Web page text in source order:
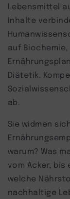
Lebensmittel
Inhalte
auf
Diätetik.
ab.
Sie widmen
warum? Was
vom Acker, bis
welche
nachhaltige